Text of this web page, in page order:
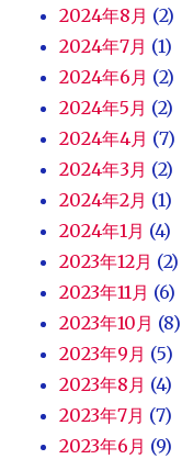
2024年8月 (2)
2024年7月 (1)
2024年6月 (2)
2024年5月 (2)
2024年4月 (7)
2024年3月 (2)
2024年2月 (1)
2024年1月 (4)
2023年12月 (2)
2023年11月 (6)
2023年10月 (8)
2023年9月 (5)
2023年8月 (4)
2023年7月 (7)
2023年6月 (9)